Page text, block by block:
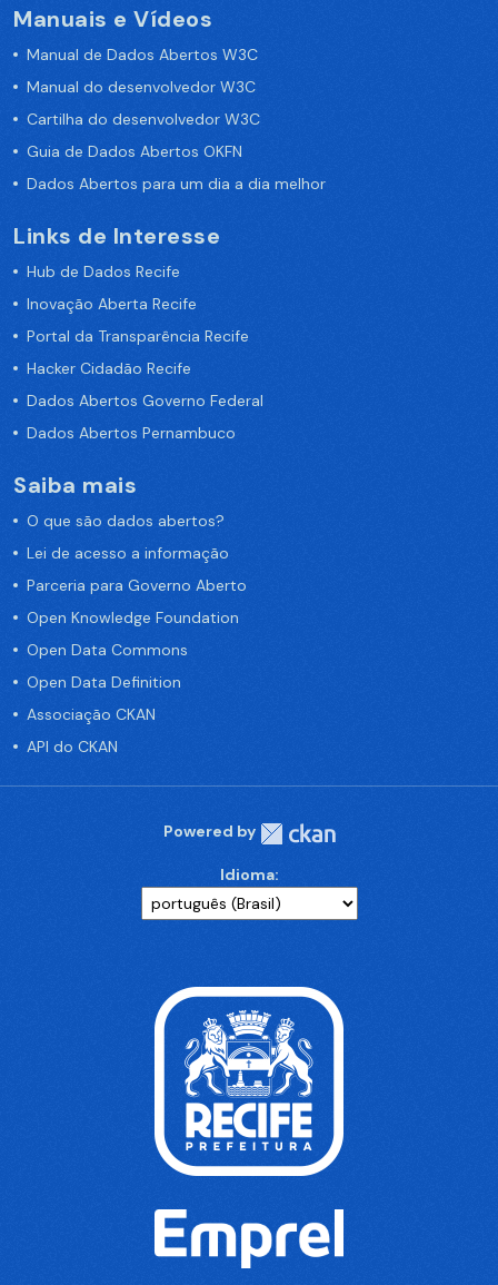
Manuais e Vídeos
Manual de Dados Abertos W3C
Manual do desenvolvedor W3C
Cartilha do desenvolvedor W3C
Guia de Dados Abertos OKFN
Dados Abertos para um dia a dia melhor
Links de Interesse
Hub de Dados Recife
Inovação Aberta Recife
Portal da Transparência Recife
Hacker Cidadão Recife
Dados Abertos Governo Federal
Dados Abertos Pernambuco
Saiba mais
O que são dados abertos?
Lei de acesso a informação
Parceria para Governo Aberto
Open Knowledge Foundation
Open Data Commons
Open Data Definition
Associação CKAN
API do CKAN
Powered by
Idioma